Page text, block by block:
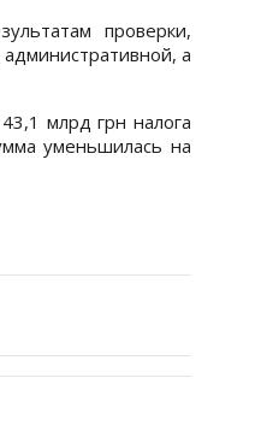
проверки,
а
млрд грн налога
уменьшилась на